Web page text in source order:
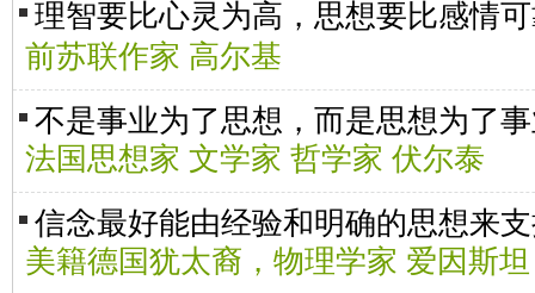
理智要比心灵为高，思想要比感情
前苏联作家 高尔基
不是事业为了思想，而是思想为了
法国思想家 文学家 哲学家 伏尔泰
信念最好能由经验和明确的思想来
美籍德国犹太裔，物理学家 爱因斯坦